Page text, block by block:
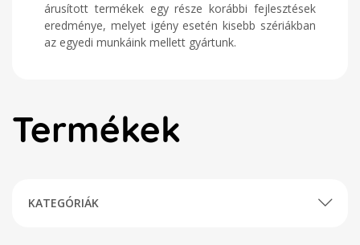
árusított termékek egy része korábbi fejlesztések
eredménye, melyet igény esetén kisebb szériákban
az egyedi munkáink mellett gyártunk.
Termékek
KATEGÓRIÁK